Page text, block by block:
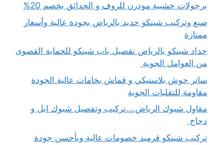
برجولات خشبية مودرن للروف و الحدائق بخصم 20%
صنع وتركيب شينكو حديد بالرياض بجودة عالية وأسعار
ممتازة
حداد شينكو بالرياض تفصيل باب شينكو للحماية القصوى
من العوامل الجوية
ساتر حوش بلاستيكي و قماش بخامات عالية الجودة
مقاومة للتقلبات الجوية
مقاول شبوك الرياض….تركيب وتفصيل شبوك ابل و
دجاج
تركيب شينكو قرميد خصومات عالية وبأحسن جودة